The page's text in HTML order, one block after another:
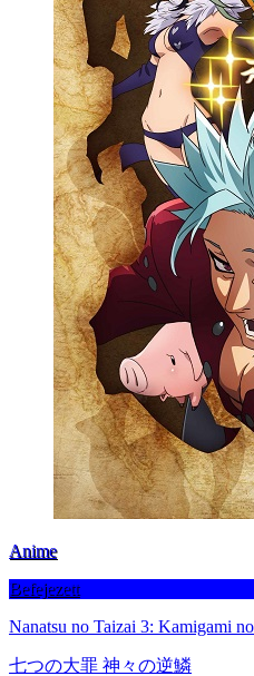
Anime
Befejezett
Nanatsu no Taizai 3: Kamigami
七つの大罪 神々の逆鱗